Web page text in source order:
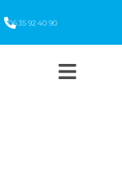
06 35 92 40 90